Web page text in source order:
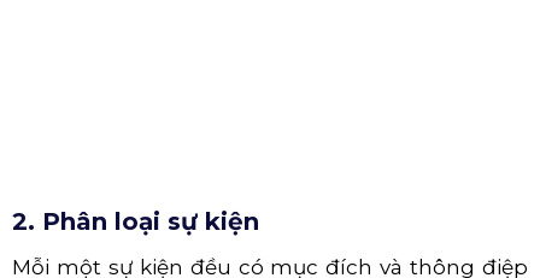
2. Phân loại sự kiện
Mỗi một sự kiện đều có mục đích và thông điệp